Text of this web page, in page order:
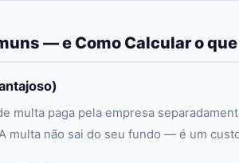
— e Como Calcular o
multa paga pela empresa
multa não sai do seu fundo — é um